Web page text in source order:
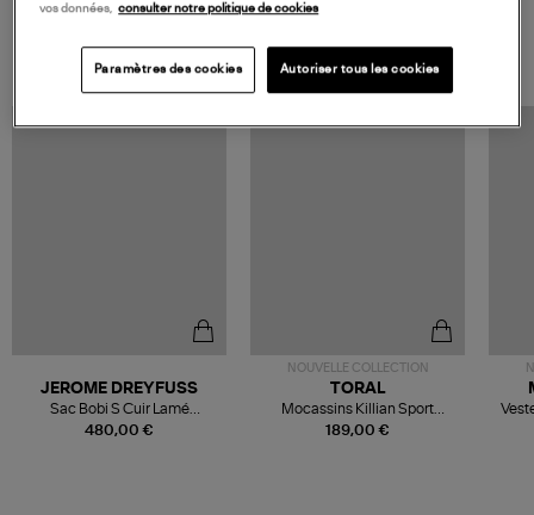
480,00 €
JEROME DREYFUSS
Sac Bobi S Cuir Lamé
Champagne
NOUVELLE COLLECTION
189,00 €
TORAL
Mocassins Killian Sport
Mousse
vos données, consulter notre politique de cookies
Paramètres des cookies Autoriser tous les cookies